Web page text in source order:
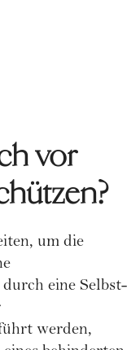
vor
um die
eine Selbst-
werden,